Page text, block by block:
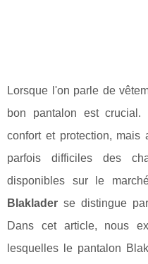
Lorsque l'on parle de
bon pantalon est
confort et protection, mais
parfois difficiles des
disponibles sur le
Blaklader se distingue
Dans cet article, nous
lesquelles le pantalon